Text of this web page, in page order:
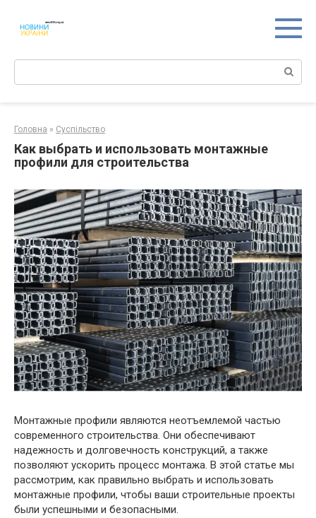
контенту
Поиск:
Головна » Суспільство
Как выбрать и использовать монтажные
профили для строительства
Монтажные профили являются неотъемлемой частью
современного строительства. Они обеспечивают
надежность и долговечность конструкций, а также
позволяют ускорить процесс монтажа. В этой статье мы
рассмотрим, как правильно выбрать и использовать
монтажные профили, чтобы ваши строительные проекты
были успешными и безопасными.